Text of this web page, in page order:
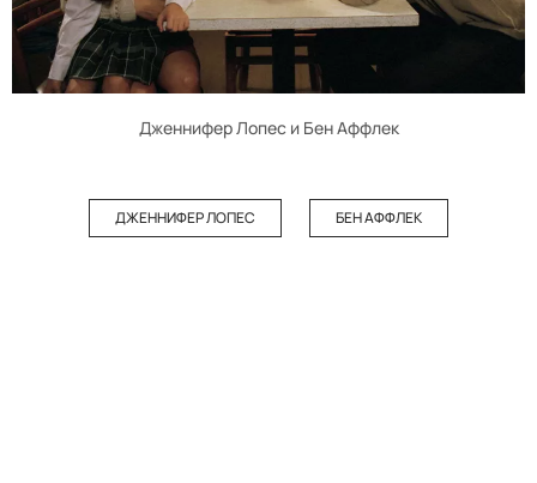
Дженнифер Лопес и Бен Аффлек
ДЖЕННИФЕР ЛОПЕС БЕН АФФЛЕК